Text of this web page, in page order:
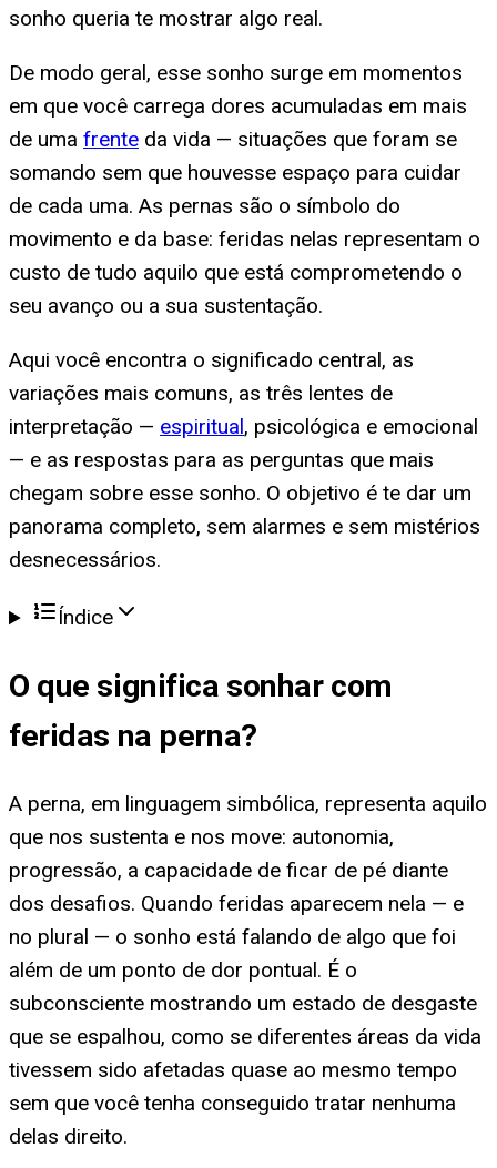
sonho queria te mostrar algo real.
De modo geral, esse sonho surge em momentos
em que você carrega dores acumuladas em mais
de uma frente da vida — situações que foram se
somando sem que houvesse espaço para cuidar
de cada uma. As pernas são o símbolo do
movimento e da base: feridas nelas representam o
custo de tudo aquilo que está comprometendo o
seu avanço ou a sua sustentação.
Aqui você encontra o significado central, as
variações mais comuns, as três lentes de
interpretação — espiritual, psicológica e emocional
— e as respostas para as perguntas que mais
chegam sobre esse sonho. O objetivo é te dar um
panorama completo, sem alarmes e sem mistérios
desnecessários.
Índice
O que significa sonhar com
feridas na perna?
A perna, em linguagem simbólica, representa aquilo
que nos sustenta e nos move: autonomia,
progressão, a capacidade de ficar de pé diante
dos desafios. Quando feridas aparecem nela — e
no plural — o sonho está falando de algo que foi
além de um ponto de dor pontual. É o
subconsciente mostrando um estado de desgaste
que se espalhou, como se diferentes áreas da vida
tivessem sido afetadas quase ao mesmo tempo
sem que você tenha conseguido tratar nenhuma
delas direito.